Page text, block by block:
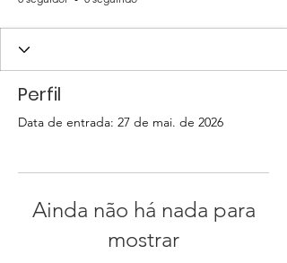
Perfil
Data de entrada: 27 de mai. de 2026
Ainda não há nada para
mostrar